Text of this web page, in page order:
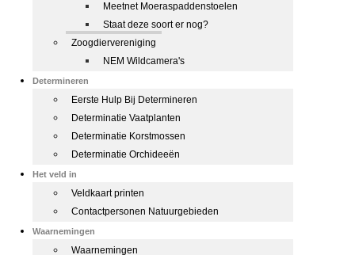
Meetnet Moeraspaddenstoelen
Staat deze soort er nog?
Zoogdiervereniging
NEM Wildcamera's
Determineren
Eerste Hulp Bij Determineren
Determinatie Vaatplanten
Determinatie Korstmossen
Determinatie Orchideeën
Het veld in
Veldkaart printen
Contactpersonen Natuurgebieden
Waarnemingen
Waarnemingen